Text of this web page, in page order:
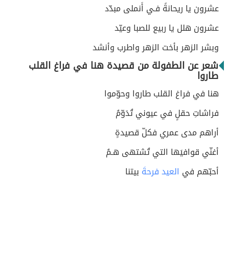
عشرون يا ريحانةً فـي أَنملى مبدّد
عشرون هلل يا ربيع للصبا وعيّد
وبشر الزهر بأخت الزهر واطرب وأنشد
شعر عن الطفولة من قصيدة هنا في فراغ القلب
طاروا
هنا في فراغ القلب طاروا وحوّموا
فراشاتِ حقلٍ في عيوني تُدَوّمُ
أراهم مدى عمري فكلّ قصيدةٍ
أغنّي قوافيَها التي تُشتهى هـمُ
أحبّهم في العيد فرحةَ بيتنا